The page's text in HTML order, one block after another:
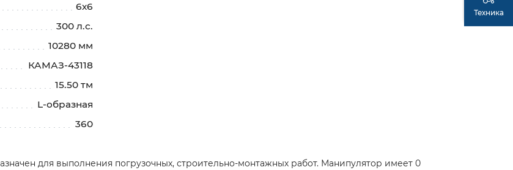
6х6
300 л.с.
10280 мм
КАМАЗ-43118
15.50 тм
L-образная
360
для выполнения погрузочных, строительно-монтажных работ. Манипулятор имеет 0
Техника